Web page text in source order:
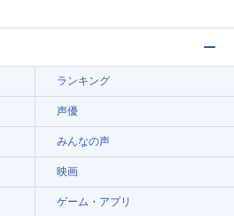
ランキング
声優
みんなの声
映画
ゲーム・アプリ